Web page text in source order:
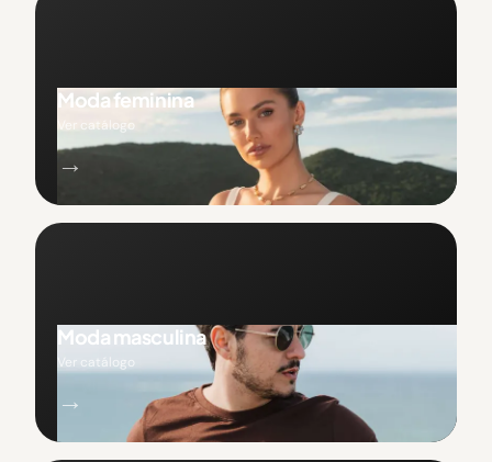
Moda feminina
Ver catálogo
→
Moda masculina
Ver catálogo
→